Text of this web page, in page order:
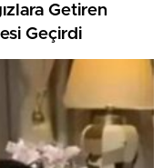
Getiren
Geçirdi